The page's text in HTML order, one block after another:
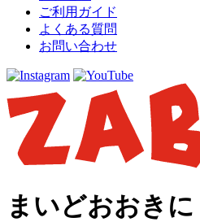
ご利用ガイド
よくある質問
お問い合わせ
まいどおおきに